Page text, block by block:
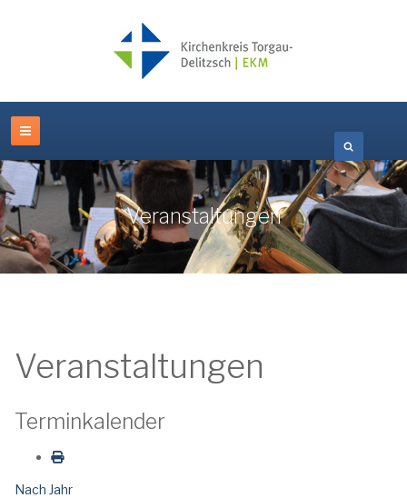
Veranstaltungen
Veranstaltungen
Terminkalender
Nach Jahr